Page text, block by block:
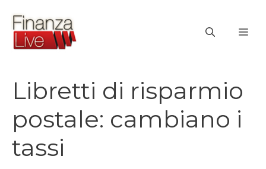
contenuto
Libretti di risparmio
postale: cambiano i
tassi